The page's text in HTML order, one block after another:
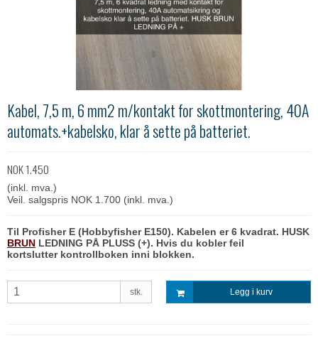
Kabel, 7,5 m, 6 mm2 m/kontakt for skottmontering, 40A
automats.+kabelsko, klar å sette på batteriet.
NOK 1.450
(inkl. mva.)
Veil. salgspris NOK 1.700 (inkl. mva.)
Til Profisher E (Hobbyfisher E150). Kabelen er 6 kvadrat. HUSK
BRUN LEDNING PÅ PLUSS (+). Hvis du kobler feil
kortslutter kontrollboken inni blokken.
stk. Legg i kurv